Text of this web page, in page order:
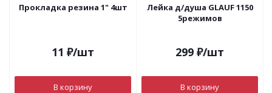
Прокладка резина 1" 4шт
11 ₽/шт
В корзину
Лейка д/душа GLAUF 1150
5режимов
299 ₽/шт
В корзину